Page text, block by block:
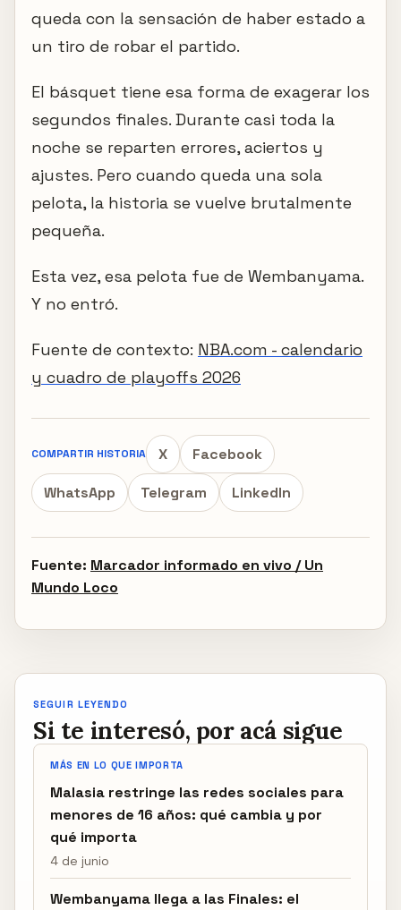
queda con la sensación de haber estado a
un tiro de robar el partido.
El básquet tiene esa forma de exagerar los
segundos finales. Durante casi toda la
noche se reparten errores, aciertos y
ajustes. Pero cuando queda una sola
pelota, la historia se vuelve brutalmente
pequeña.
Esta vez, esa pelota fue de Wembanyama.
Y no entró.
Fuente de contexto: NBA.com - calendario
y cuadro de playoffs 2026
COMPARTIR HISTORIA X Facebook
WhatsApp Telegram LinkedIn
Fuente: Marcador informado en vivo / Un
Mundo Loco
SEGUIR LEYENDO
Si te interesó, por acá sigue
MÁS EN LO QUE IMPORTA
Malasia restringe las redes sociales para
menores de 16 años: qué cambia y por
qué importa
4 de junio
Wembanyama llega a las Finales: el